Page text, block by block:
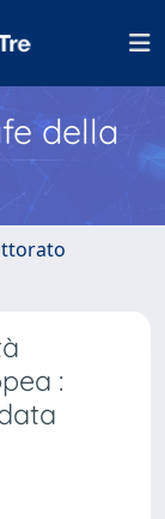
della
: